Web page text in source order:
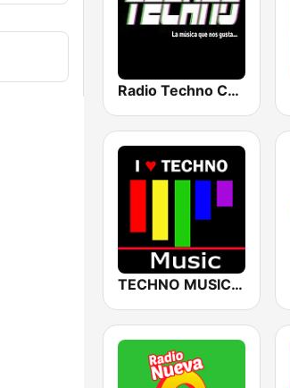
Radio Techno Chile
TECHNO MUSIC 80s 90s Neltume Chile